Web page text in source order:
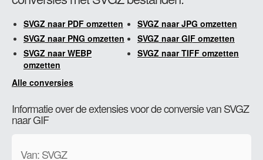
SVGZ naar PDF omzetten
SVGZ naar JPG omzetten
SVGZ naar PNG omzetten
SVGZ naar GIF omzetten
SVGZ naar WEBP
omzetten
SVGZ naar TIFF omzetten
Alle conversies
Informatie over de extensies voor de conversie van SVGZ
naar GIF
Van: SVGZ